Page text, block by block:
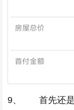
9、 首先还是